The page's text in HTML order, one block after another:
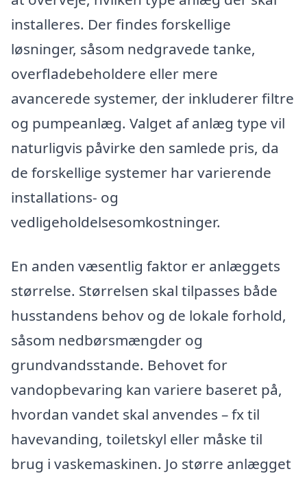
installeres. Der findes forskellige
løsninger, såsom nedgravede tanke,
overfladebeholdere eller mere
avancerede systemer, der inkluderer filtre
og pumpeanlæg. Valget af anlæg type vil
naturligvis påvirke den samlede pris, da
de forskellige systemer har varierende
installations- og
vedligeholdelsesomkostninger.
En anden væsentlig faktor er anlæggets
størrelse. Størrelsen skal tilpasses både
husstandens behov og de lokale forhold,
såsom nedbørsmængder og
grundvandsstande. Behovet for
vandopbevaring kan variere baseret på,
hvordan vandet skal anvendes – fx til
havevanding, toiletskyl eller måske til
brug i vaskemaskinen. Jo større anlægget